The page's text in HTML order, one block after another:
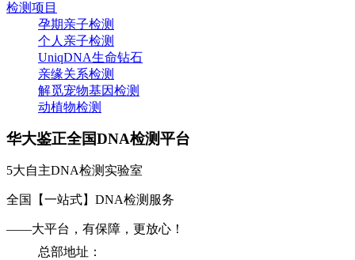
检测项目
孕期亲子检测
个人亲子检测
UniqDNA生命钻石
亲缘关系检测
解觅宠物基因检测
动植物检测
华大鉴正全国DNA检测平台
5大自主DNA检测实验室
全国【一站式】DNA检测服务
——大平台，有保障，更放心！
总部地址：